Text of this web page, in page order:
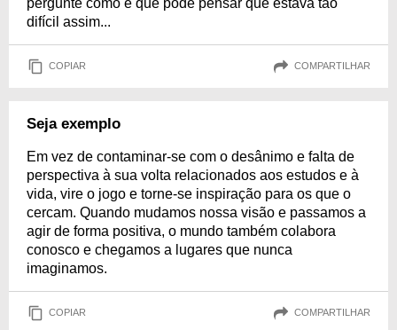
difícil assim...
COPIAR COMPARTILHAR
Seja exemplo
Em vez de contaminar-se com o desânimo e falta de
perspectiva à sua volta relacionados aos estudos e à
vida, vire o jogo e torne-se inspiração para os que o
cercam. Quando mudamos nossa visão e passamos a
agir de forma positiva, o mundo também colabora
conosco e chegamos a lugares que nunca
imaginamos.
COPIAR COMPARTILHAR